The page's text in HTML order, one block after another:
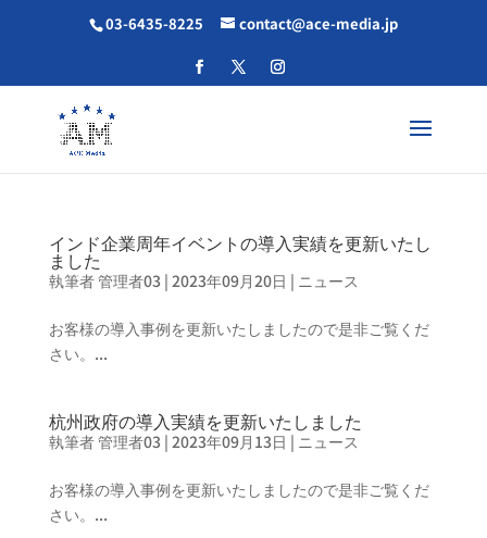
03-6435-8225 contact@ace-media.jp
インド企業周年イベントの導入実績を更新いたし
ました
執筆者管理者03| 2023年09月20日 | ニュース
お客様の導入事例を更新いたしましたので是非ご覧くだ
さい。...
杭州政府の導入実績を更新いたしました
執筆者管理者03| 2023年09月13日 | ニュース
お客様の導入事例を更新いたしましたので是非ご覧くだ
さい。...